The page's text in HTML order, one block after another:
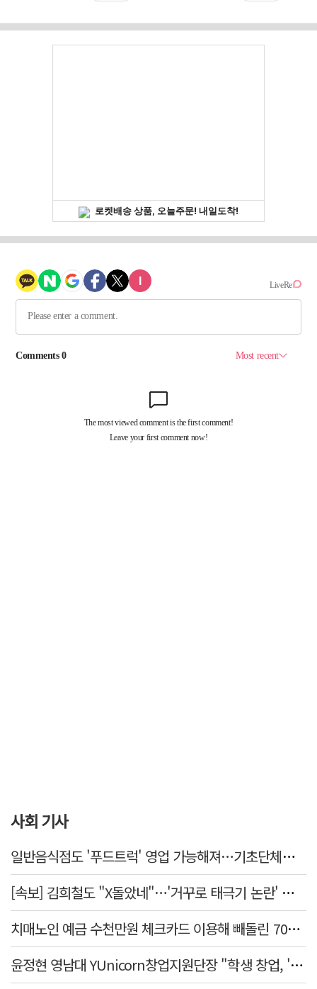
사회 기사
일반음식점도 '푸드트럭' 영업 가능해져…기초단체별 조례 개정 움직임
[속보] 김희철도 "X돌았네"…'거꾸로 태극기 논란' 인천시 현수막, 이틀 만에 철거
치매노인 예금 수천만원 체크카드 이용해 빼돌린 70대 간병인, 집행유예
윤정현 영남대 YUnicorn창업지원단장 "학생 창업, '팀 빌딩'이 제일 중요"